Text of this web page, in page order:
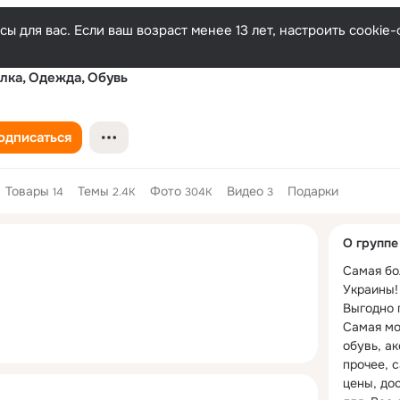
для вас. Если ваш возраст менее 13 лет, настроить
Одежда, Обувь
Товары 14 Темы 2.4K Фото 304K Видео 3 Подарки
колонка
О группе
Самая
Украины!
Выгодно
Самая
обувь,
прочее,
цены,